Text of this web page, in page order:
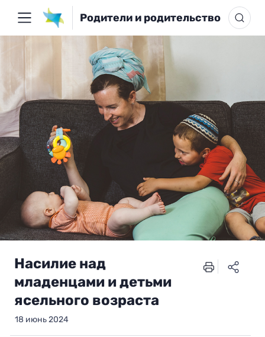
Родители и родительство
Насилие над
младенцами и детьми
ясельного возраста
18 июнь 2024